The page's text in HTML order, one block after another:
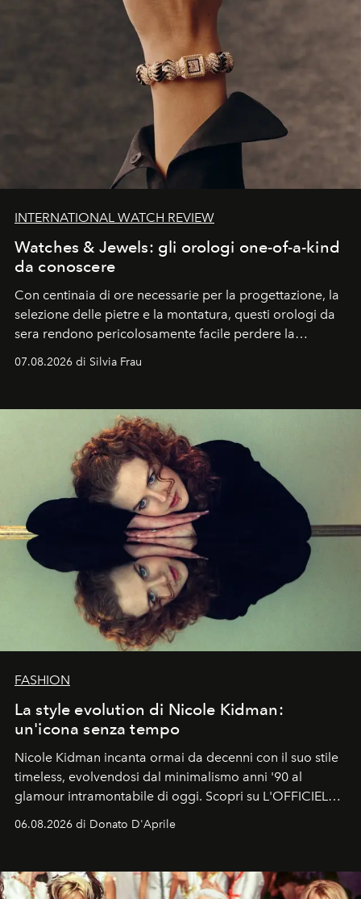
INTERNATIONAL WATCH REVIEW
Watches & Jewels: gli orologi one-of-a-kind
da conoscere
Con centinaia di ore necessarie per la progettazione, la
selezione delle pietre e la montatura, questi orologi da
sera rendono pericolosamente facile perdere la
cognizione del tempo. Ma con quadranti così
07.08.2026 di Silvia Frau
FASHION
La style evolution di Nicole Kidman:
un'icona senza tempo
Nicole Kidman incanta ormai da decenni con il suo stile
timeless, evolvendosi dal minimalismo anni '90 al
glamour intramontabile di oggi. Scopri su L'OFFICIEL
Italia la sua style evolution.
06.08.2026 di Donato D'Aprile